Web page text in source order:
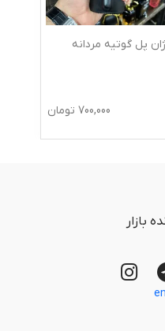
ژان پل گوتیه مردانه
700,000 تومان
بازار